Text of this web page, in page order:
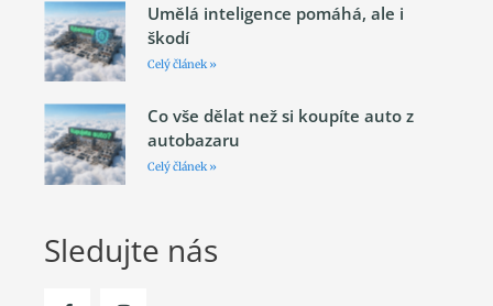
Umělá inteligence pomáhá, ale i
škodí
Celý článek »
Co vše dělat než si koupíte auto z
autobazaru
Celý článek »
Sledujte nás